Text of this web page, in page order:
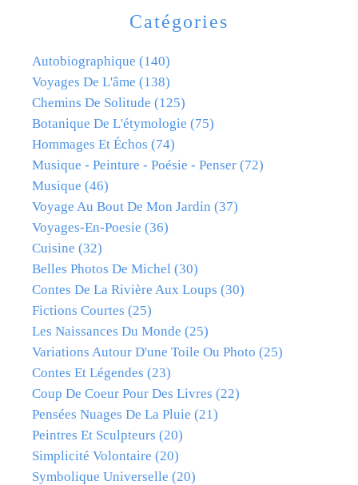
Catégories
Autobiographique (140)
Voyages De L'âme (138)
Chemins De Solitude (125)
Botanique De L'étymologie (75)
Hommages Et Échos (74)
Musique - Peinture - Poésie - Penser (72)
Musique (46)
Voyage Au Bout De Mon Jardin (37)
Voyages-En-Poesie (36)
Cuisine (32)
Belles Photos De Michel (30)
Contes De La Rivière Aux Loups (30)
Fictions Courtes (25)
Les Naissances Du Monde (25)
Variations Autour D'une Toile Ou Photo (25)
Contes Et Légendes (23)
Coup De Coeur Pour Des Livres (22)
Pensées Nuages De La Pluie (21)
Peintres Et Sculpteurs (20)
Simplicité Volontaire (20)
Symbolique Universelle (20)